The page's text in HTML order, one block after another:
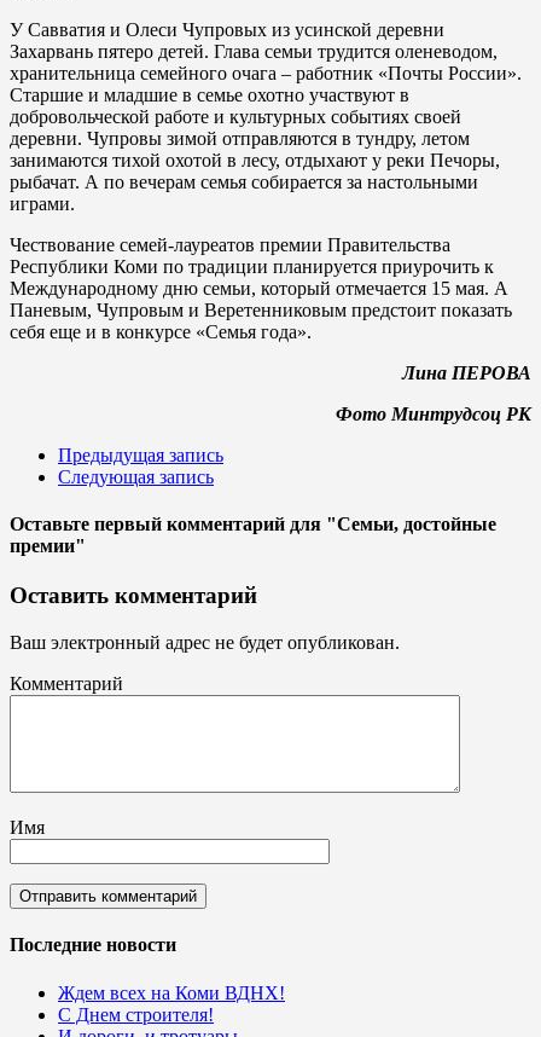
У Савватия и Олеси Чупровых из усинской деревни
Захарвань пятеро детей. Глава семьи трудится оленеводом,
хранительница семейного очага – работник «Почты России».
Старшие и младшие в семье охотно участвуют в
добровольческой работе и культурных событиях своей
деревни. Чупровы зимой отправляются в тундру, летом
занимаются тихой охотой в лесу, отдыхают у реки Печоры,
рыбачат. А по вечерам семья собирается за настольными
играми.
Чествование семей-лауреатов премии Правительства
Республики Коми по традиции планируется приурочить к
Международному дню семьи, который отмечается 15 мая. А
Паневым, Чупровым и Веретенниковым предстоит показать
себя еще и в конкурсе «Семья года».
Лина ПЕРОВА
Фото Минтрудсоц РК
Предыдущая запись
Следующая запись
Оставьте первый комментарий для "Семьи, достойные
премии"
Оставить комментарий
Ваш электронный адрес не будет опубликован.
Комментарий
Имя
Последние новости
Ждем всех на Коми ВДНХ!
С Днем строителя!